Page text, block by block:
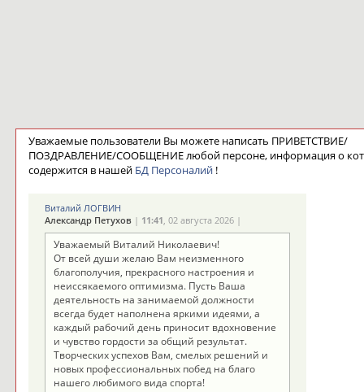
Уважаемые пользователи Вы можете написать ПРИВЕТСТВИЕ/
ПОЗДРАВЛЕНИЕ/СООБЩЕНИЕ любой персоне, информация о
содержится в нашей БД Персоналий!
Виталий ЛОГВИН
Александр Петухов| 11:41, 02 августа 2026 |
Уважаемый Виталий Николаевич!
От всей души желаю Вам неизменного
благополучия, прекрасного настроения и
неиссякаемого оптимизма. Пусть Ваша
деятельность на занимаемой должности
всегда будет наполнена яркими идеями, а
каждый рабочий день приносит вдохновение
и чувство гордости за общий результат.
Творческих успехов Вам, смелых решений и
новых профессиональных побед на благо
нашего любимого вида спорта!